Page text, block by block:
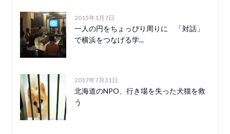
2015年1月7日
一人の円をちょっぴり周りに 「対話」
で横浜をつなげる学...
2017年7月31日
北海道のNPO、行き場を失った犬猫を救
う